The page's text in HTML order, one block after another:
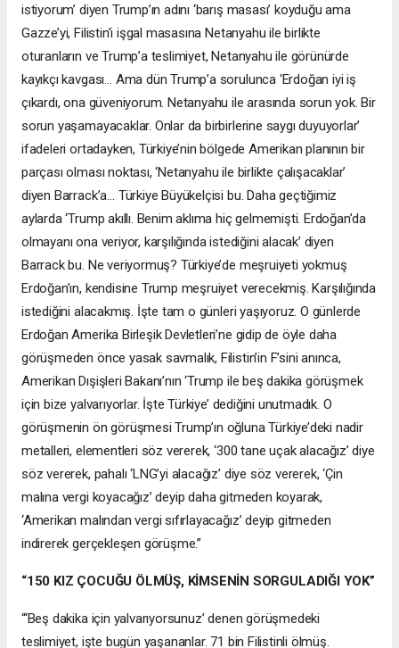
istiyorum’ diyen Trump’ın adını ‘barış masası’ koyduğu ama
Gazze’yi, Filistin’i işgal masasına Netanyahu ile birlikte
oturanların ve Trump’a teslimiyet, Netanyahu ile görünürde
kayıkçı kavgası… Ama dün Trump’a sorulunca ‘Erdoğan iyi iş
çıkardı, ona güveniyorum. Netanyahu ile arasında sorun yok. Bir
sorun yaşamayacaklar. Onlar da birbirlerine saygı duyuyorlar’
ifadeleri ortadayken, Türkiye’nin bölgede Amerikan planının bir
parçası olması noktası, ‘Netanyahu ile birlikte çalışacaklar’
diyen Barrack’a… Türkiye Büyükelçisi bu. Daha geçtiğimiz
aylarda ‘Trump akıllı. Benim aklıma hiç gelmemişti. Erdoğan’da
olmayanı ona veriyor, karşılığında istediğini alacak’ diyen
Barrack bu. Ne veriyormuş? Türkiye’de meşruiyeti yokmuş
Erdoğan’ın, kendisine Trump meşruiyet verecekmiş. Karşılığında
istediğini alacakmış. İşte tam o günleri yaşıyoruz. O günlerde
Erdoğan Amerika Birleşik Devletleri’ne gidip de öyle daha
görüşmeden önce yasak savmalık, Filistin’in F’sini anınca,
Amerikan Dışişleri Bakanı’nın ‘Trump ile beş dakika görüşmek
için bize yalvarıyorlar. İşte Türkiye’ dediğini unutmadık. O
görüşmenin ön görüşmesi Trump’ın oğluna Türkiye’deki nadir
metalleri, elementleri söz vererek, ‘300 tane uçak alacağız’ diye
söz vererek, pahalı ‘LNG’yi alacağız’ diye söz vererek, ‘Çin
malına vergi koyacağız’ deyip daha gitmeden koyarak,
‘Amerikan malından vergi sıfırlayacağız’ deyip gitmeden
indirerek gerçekleşen görüşme.”
“150 KIZ ÇOCUĞU ÖLMÜŞ, KİMSENİN SORGULADIĞI YOK”
“‘Beş dakika için yalvarıyorsunuz’ denen görüşmedeki
teslimiyet, işte bugün yaşananlar. 71 bin Filistinli ölmüş.